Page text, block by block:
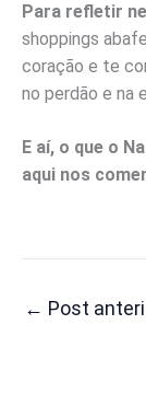
Para refletir
shoppings
coração e te
no perdão e na
E aí, o que o
aqui nos
← Post